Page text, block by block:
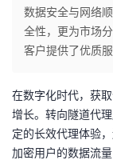
个
主
页
的
开
我
的
我
数据安全与网络
全性，更为市场
客户提供了优质服
在数字化时代，获
增长。转向隧道代
定的长效代理体验
加密用户的数据流